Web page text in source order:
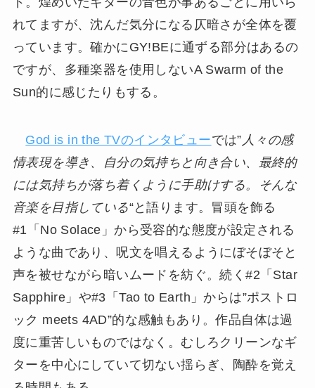
れてますが、沈んだ気分になる仄暗さが全体を覆
っています。確かにGY!BEに通ずる部分はあるの
ですが、多種楽器を使用しないA Swarm of the
Sun的に感じたりもする。
God is in the TVのインタビューでは” 人々の感
情表現を導き、自分の気持ちと向き合い、最終的
には気持ちが落ち着くように手助けする。そんな
音楽を目指している“と語ります。冒頭を飾る
#1「No Solace」から受容的な態度が設定される
ような曲であり、呪文を唱えるようにぼそぼそと
声を被せながら暗いムードを紡ぐ。続く#2「Star
Sapphire」や#3「Tao to Earth」からは”ポストロ
ック meets 4AD”的な感触もあり。作品自体は過
度に重苦しいものではなく。むしろクリーンなギ
ターを中心にしていて切ない揺らぎ、陶酔を覚え